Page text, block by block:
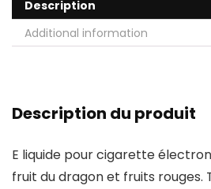
Description
Additional information
Description du produit
E liquide pour cigarette
fruit du dragon et fruits rouges.